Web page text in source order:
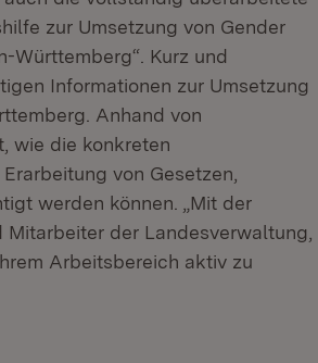
zur Umsetzung von Gender
Württemberg“. Kurz und
Informationen zur Umsetzung
Anhand von
wie die konkreten
von Gesetzen,
werden können. „Mit der
der Landesverwaltung,
Arbeitsbereich aktiv zu